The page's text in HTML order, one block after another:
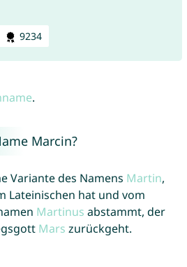
9234
.
Marcin?
Variante des Namens Martin,
Lateinischen hat und vom
Martinus abstammt, der
Mars zurückgeht.